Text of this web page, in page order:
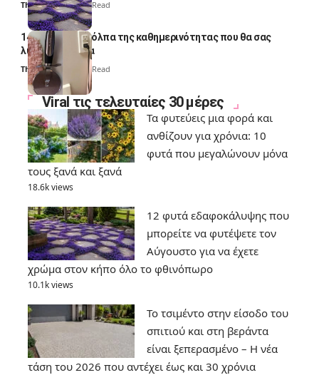
Thali Ombre7 Min Read
14 πανέξυπνα κόλπα της καθημερινότητας που θα σας
λύσουν τα χέρια
Thali Ombre 6 Min Read
Viral τις τελευταίες 30 μέρες
Τα φυτεύεις μια φορά και
ανθίζουν για χρόνια: 10
φυτά που μεγαλώνουν μόνα
τους ξανά και ξανά
18.6k views
12 φυτά εδαφοκάλυψης που
μπορείτε να φυτέψετε τον
Αύγουστο για να έχετε
χρώμα στον κήπο όλο το φθινόπωρο
10.1k views
Το τσιμέντο στην είσοδο του
σπιτιού και στη βεράντα
είναι ξεπερασμένο – Η νέα
τάση του 2026 που αντέχει έως και 30 χρόνια